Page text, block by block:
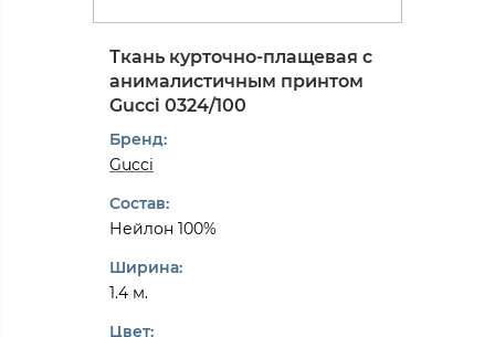
Ткань курточно-плащевая с
анималистичным принтом
Gucci 0324/100
Бренд:
Gucci
Состав:
Нейлон 100%
Ширина:
1.4 м.
Цвет: